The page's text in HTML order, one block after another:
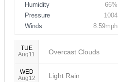
Humidity
66%
Pressure
1004
Winds
8.59mph
TUE
Aug11
Overcast Clouds
WED
Aug12
Light Rain